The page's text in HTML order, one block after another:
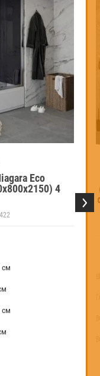
Eco
4
см
см